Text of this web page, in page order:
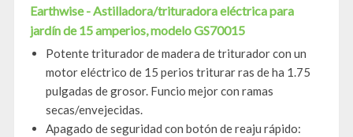
Earthwise - Astilladora/trituradora eléctrica para
jardín de 15 amperios, modelo GS70015
Potente triturador de madera de triturador con un
motor eléctrico de 15 perios triturar ras de ha 1.75
pulgadas de grosor. Funcio mejor con ramas
secas/envejecidas.
Apagado de seguridad con botón de reaju rápido: